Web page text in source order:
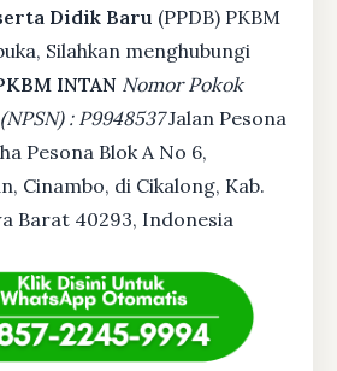
Didik Baru (PPDB) PKBM
Silahkan menghubungi
INTAN Nomor Pokok
: P9948537Jalan Pesona
Pesona Blok A No 6,
Cinambo, di Cikalong, Kab.
Barat 40293, Indonesia